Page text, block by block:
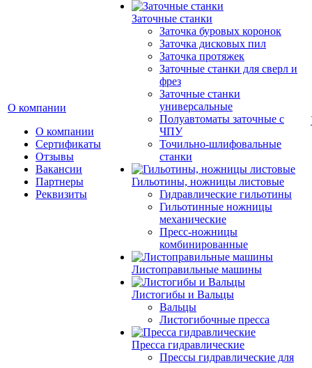
О компании
О компании
Сертификаты
Отзывы
Вакансии
Партнеры
Реквизиты
Заточные станки
Заточка буровых коронок
Заточка дисковых пил
Заточка протяжек
Заточные станки для сверл и
фрез
Заточные станки
универсальные
Полуавтоматы заточные с
ЧПУ
Точильно-шлифовальные
станки
Гильотины, ножницы листовые
Гидравлические гильотины
Гильотинные ножницы
механические
Пресс-ножницы
комбинированные
Листоправильные машины
Листогибы и Вальцы
Вальцы
Листогибочные пресса
Пресса гидравлические
Прессы гидравлические для